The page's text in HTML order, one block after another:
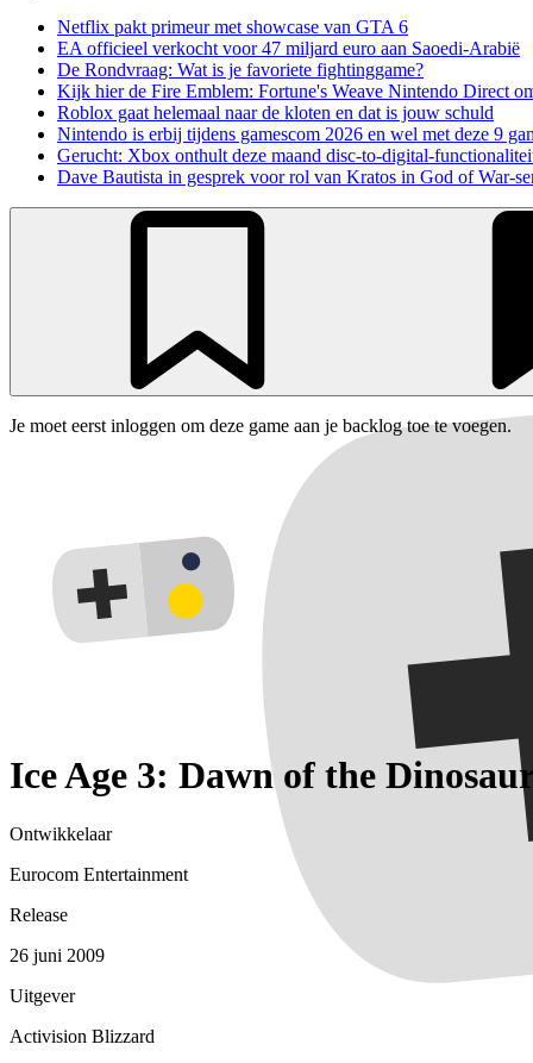
Netflix pakt primeur met showcase van GTA 6
EA officieel verkocht voor 47 miljard euro aan Saoedi-Arabië
De Rondvraag: Wat is je favoriete fightinggame?
Kijk hier de Fire Emblem: Fortune's Weave Nintendo Direct
Roblox gaat helemaal naar de kloten en dat is jouw schuld
Nintendo is erbij tijdens gamescom 2026 en wel met deze 9
Gerucht: Xbox onthult deze maand disc-to-digital-
Dave Bautista in gesprek voor rol van Kratos in God of War-
Je moet eerst inloggen om deze game aan je backlog toe te voegen.
Ice Age 3: Dawn of the
Ontwikkelaar
Eurocom Entertainment
Release
26 juni 2009
Uitgever
Activision Blizzard